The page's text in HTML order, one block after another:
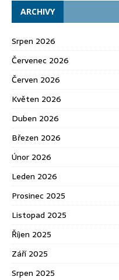
ARCHIVY
Srpen 2026
Červenec 2026
Červen 2026
Květen 2026
Duben 2026
Březen 2026
Únor 2026
Leden 2026
Prosinec 2025
Listopad 2025
Říjen 2025
Září 2025
Srpen 2025